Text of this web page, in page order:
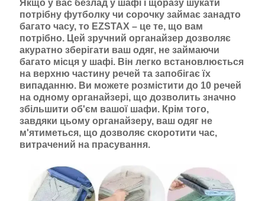
Якщо у вас безлад у шафі і щоразу шукати
потрібну футболку чи сорочку займає занадто
багато часу, то EZSTAX – це те, що вам
потрібно. Цей зручний органайзер дозволяє
акуратно зберігати ваш одяг, не займаючи
багато місця у шафі. Він легко встановлюється
на верхню частину речей та запобігає їх
випаданню. Ви можете розмістити до 10 речей
на одному органайзері, що дозволить значно
збільшити об'єм вашої шафи. Крім того,
завдяки цьому органайзеру, ваш одяг не
м'ятиметься, що дозволяє скоротити час,
витрачений на прасування.